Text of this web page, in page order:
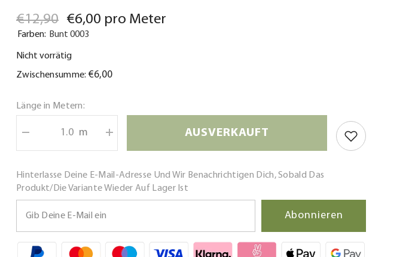
€12,90 €6,00 pro Meter
Farben: Bunt 0003
Nicht vorrätig
Zwischensumme: €6,00
Länge in Metern:
Gauze
Digital
Dots
m
Menge
Gauze
Digital
Dots
AUSVERKAUFT
Hinterlasse Deine E-Mail-Adresse Und Wir Benachrichtigen Dich, Sobald Das
Produkt/die Variante Wieder Auf Lager Ist
Abonnieren